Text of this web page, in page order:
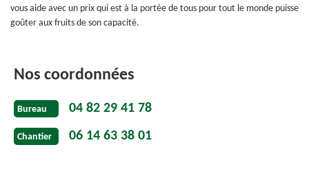
vous aide avec un prix qui est à la portée de tous pour tout le monde puisse
goûter aux fruits de son capacité.
Nos coordonnées
Bureau 04 82 29 41 78
Chantier 06 14 63 38 01